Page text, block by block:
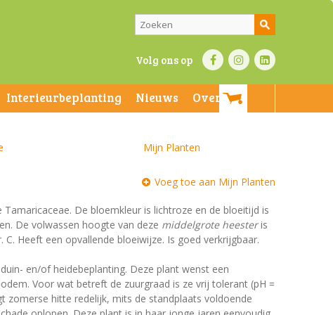
Volg ons op
Interieurbeplanting Nieuws
Over ons
Mijn Planten
Voeg toe aan Mijn Planten
Tamaricaceae. De bloemkleur is lichtroze en de bloeitijd is
De volwassen hoogte van deze middelgrote heesteris
Heeft een opvallende bloeiwijze. Is goed verkrijgbaar.
en/of heidebeplanting. Deze plant wenst een
Voor wat betreft de zuurgraad is ze vrij tolerant (pH =
zomerse hitte redelijk, mits de standplaats voldoende